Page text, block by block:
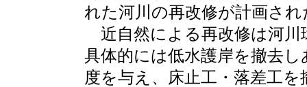
れた河川の再改修が計画され
近自然による再改修は河川
具体的には低水護岸を撤去
度を与え、床止工・落差工